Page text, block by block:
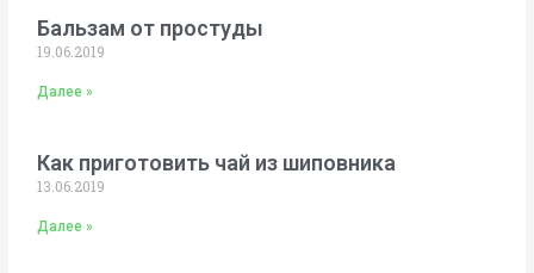
Бальзам от простуды
19.06.2019
Далее »
Как приготовить чай из шиповника
13.06.2019
Далее »